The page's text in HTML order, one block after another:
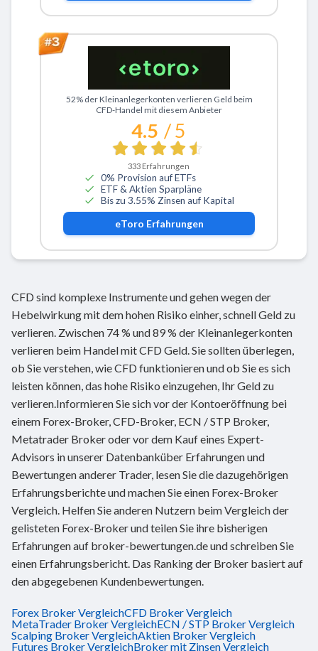
Zu eToro
52% der Kleinanlegerkonten verlieren Geld beim
CFD-Handel mit diesem Anbieter
4.5 / 5
333 Erfahrungen
0% Provision auf ETFs
ETF & Aktien Sparpläne
Bis zu 3.55% Zinsen auf Kapital
eToro Erfahrungen
CFD sind komplexe Instrumente und gehen wegen der
Hebelwirkung mit dem hohen Risiko einher, schnell Geld zu
verlieren. Zwischen 74 % und 89 % der Kleinanlegerkonten
verlieren beim Handel mit CFD Geld. Sie sollten überlegen,
ob Sie verstehen, wie CFD funktionieren und ob Sie es sich
leisten können, das hohe Risiko einzugehen, Ihr Geld zu
verlieren.Informieren Sie sich vor der Kontoeröffnung bei
einem Forex-Broker, CFD-Broker, ECN / STP Broker,
Metatrader Broker oder vor dem Kauf eines Expert-
Advisors in unserer Datenbanküber Erfahrungen und
Bewertungen anderer Trader, lesen Sie die dazugehörigen
Erfahrungsberichte und machen Sie einen Forex-Broker
Vergleich. Helfen Sie anderen Nutzern beim Vergleich der
gelisteten Forex-Broker und teilen Sie ihre bisherigen
Erfahrungen auf broker-bewertungen.de und schreiben Sie
einen Erfahrungsbericht. Das Ranking der Broker basiert auf
den abgegebenen Kundenbewertungen.
Forex Broker VergleichCFD Broker Vergleich
MetaTrader Broker VergleichECN / STP Broker Vergleich
Scalping Broker VergleichAktien Broker Vergleich
Futures Broker VergleichBroker mit Zinsen Vergleich